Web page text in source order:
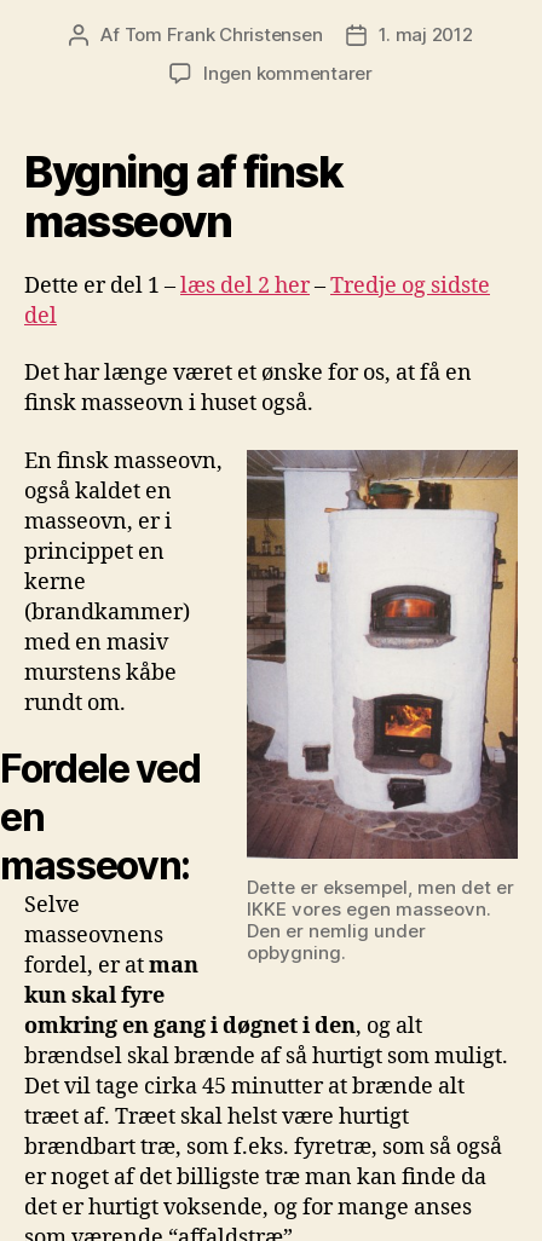
Indlægsforfatter
Af Tom Frank Christensen Indlægsdato
1. maj 2012
Ingen kommentarertil
Bygning af finsk
masseovn
Dette er del 1 –læs del 2 her–Tredje og sidste
del
Det har længe været et ønske for os, at få en
finsk masseovn i huset også.
Dette er eksempel, men det er
IKKE vores egen masseovn.
Den er nemlig under
opbygning.
En finsk masseovn,
også kaldet en
masseovn, er i
princippet en
kerne
(brandkammer)
med en masiv
murstens kåbe
rundt om.
Fordele ved
en
masseovn:
Selve
masseovnens
fordel, er atman
kun skal fyre
omkring en gang i døgnet i den, og alt
brændsel skal brænde af så hurtigt som muligt.
Det vil tage cirka 45 minutter at brænde alt
træet af. Træet skal helst være hurtigt
brændbart træ, som f.eks. fyretræ, som så også
er noget af det billigste træ man kan finde da
det er hurtigt voksende, og for mange anses